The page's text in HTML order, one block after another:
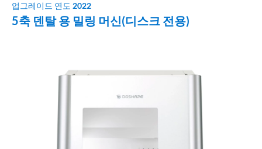
업그레이드 연도 2022
5축 덴탈 용 밀링 머신(디스크 전용)